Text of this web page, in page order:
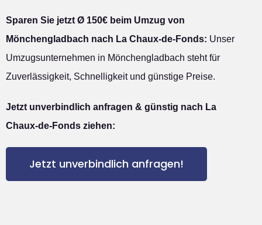
Sparen Sie jetzt Ø 150€ beim Umzug von
Mönchengladbach nach La Chaux-de-Fonds: Unser
Umzugsunternehmen in Mönchengladbach steht für
Zuverlässigkeit, Schnelligkeit und günstige Preise.
Jetzt unverbindlich anfragen & günstig nach La
Chaux-de-Fonds ziehen:
Jetzt unverbindlich anfragen!